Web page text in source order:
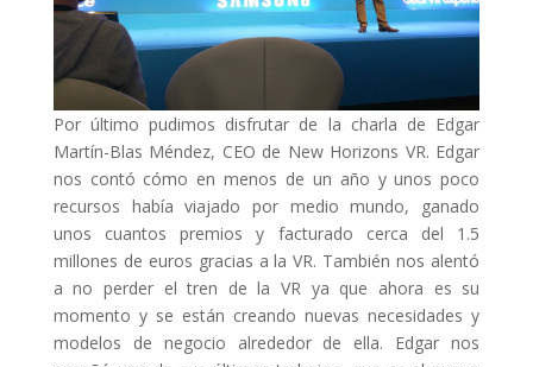
Por último pudimos disfrutar de la charla de Edgar
Martín-Blas Méndez, CEO de New Horizons VR. Edgar
nos contó cómo en menos de un año y unos poco
recursos había viajado por medio mundo, ganado
unos cuantos premios y facturado cerca del 1.5
millones de euros gracias a la VR. También nos alentó
a no perder el tren de la VR ya que ahora es su
momento y se están creando nuevas necesidades y
modelos de negocio alrededor de ella. Edgar nos